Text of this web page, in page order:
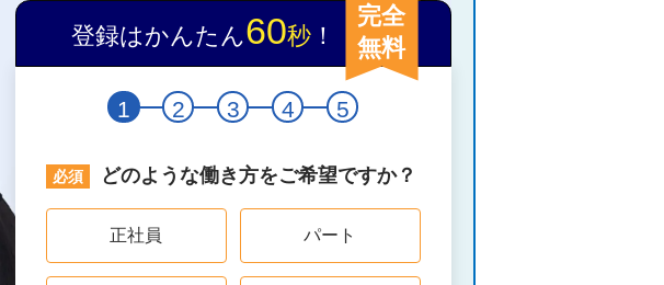
登録はかんたん60秒！
完全
無料
1 2 3 4 5
どのような働き方をご希望ですか？
正社員 パート